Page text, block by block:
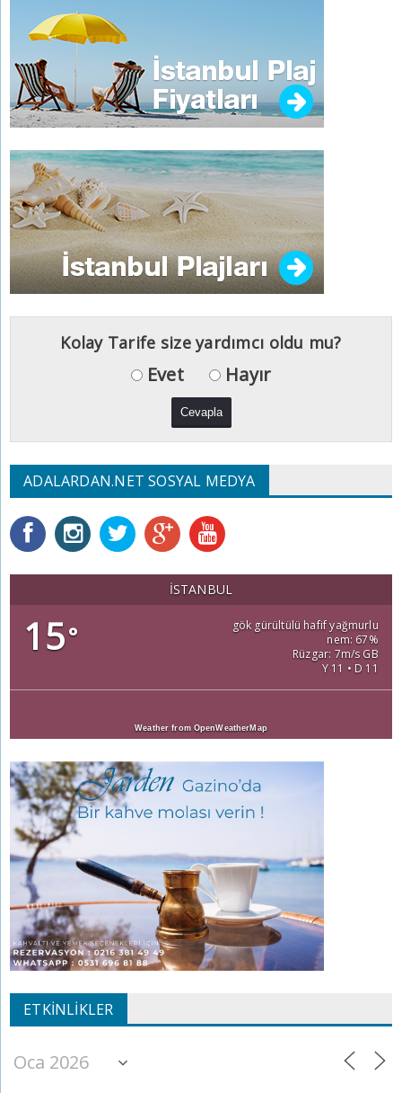
Kolay Tarife size yardımcı oldu mu?
Evet Hayır
ADALARDAN.NET SOSYAL MEDYA
İSTANBUL
15°
gök gürültülü hafif yağmurlu
nem: 67%
Rüzgar: 7m/s GB
Y 11 • D 11
Weather from OpenWeatherMap
ETKINLIKLER